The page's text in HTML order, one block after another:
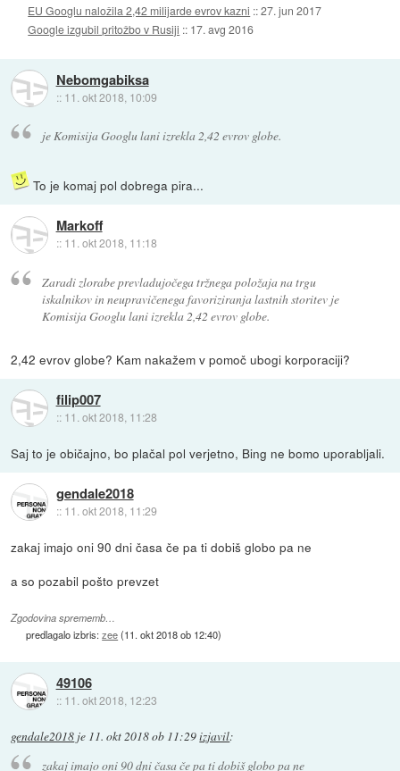
EU Googlu naložila 2,42 milijarde evrov kazni ::27. jun 2017
Google izgubil pritožbo v Rusiji :: 17. avg 2016
Nebomgabiksa
:: 11. okt 2018, 10:09
je Komisija Googlu lani izrekla 2,42 evrov globe.
To je komaj pol dobrega pira...
Markoff
:: 11. okt 2018, 11:18
Zaradi zlorabe prevladujočega tržnega položaja na trgu
iskalnikov in neupravičenega favoriziranja lastnih storitev je
Komisija Googlu lani izrekla 2,42 evrov globe.
2,42 evrov globe? Kam nakažem v pomoč ubogi korporaciji?
filip007
:: 11. okt 2018, 11:28
Saj to je običajno, bo plačal pol verjetno, Bing ne bomo uporabljali.
gendale2018
:: 11. okt 2018, 11:29
zakaj imajo oni 90 dni časa če pa ti dobiš globo pa ne
a so pozabil pošto prevzet
Zgodovina sprememb…
predlagalo izbris:zee(11. okt 2018 ob 12:40)
49106
:: 11. okt 2018, 12:23
gendale2018 je 11. okt 2018 ob 11:29izjavil:
zakaj imajo oni 90 dni časa če pa ti dobiš globo pa ne